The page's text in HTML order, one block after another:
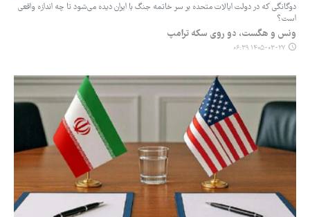
دوگانگی که در دولت ایالات متحده بر سر خاتمه جنگ با ایران دیده می‌شود تا چه اندازه واقعی
است؟
ونس و هگست، دو روی سکه ترامپ
۱۴۰۵-۰۳-۲۷ ۰۶:۳۹